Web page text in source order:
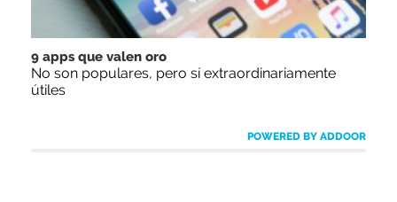
9 apps que valen oro
No son populares, pero sí extraordinariamente
útiles
POWERED BY ADDOOR